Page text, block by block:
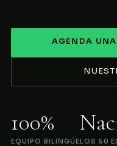
AGENDA
100%
EQUIPO BILINGÜELOS 50